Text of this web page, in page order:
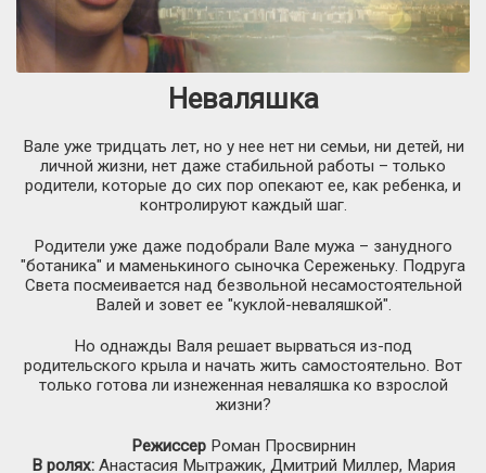
Неваляшка
Вале уже тридцать лет, но у нее нет ни семьи, ни детей, ни
личной жизни, нет даже стабильной работы – только
родители, которые до сих пор опекают ее, как ребенка, и
контролируют каждый шаг.
Родители уже даже подобрали Вале мужа – занудного
"ботаника" и маменькиного сыночка Сереженьку. Подруга
Света посмеивается над безвольной несамостоятельной
Валей и зовет ее "куклой-неваляшкой".
Но однажды Валя решает вырваться из-под
родительского крыла и начать жить самостоятельно. Вот
только готова ли изнеженная неваляшка ко взрослой
жизни?
РежиссерРоман Просвирнин
В ролях:Анастасия Мытражик, Дмитрий Миллер, Мария